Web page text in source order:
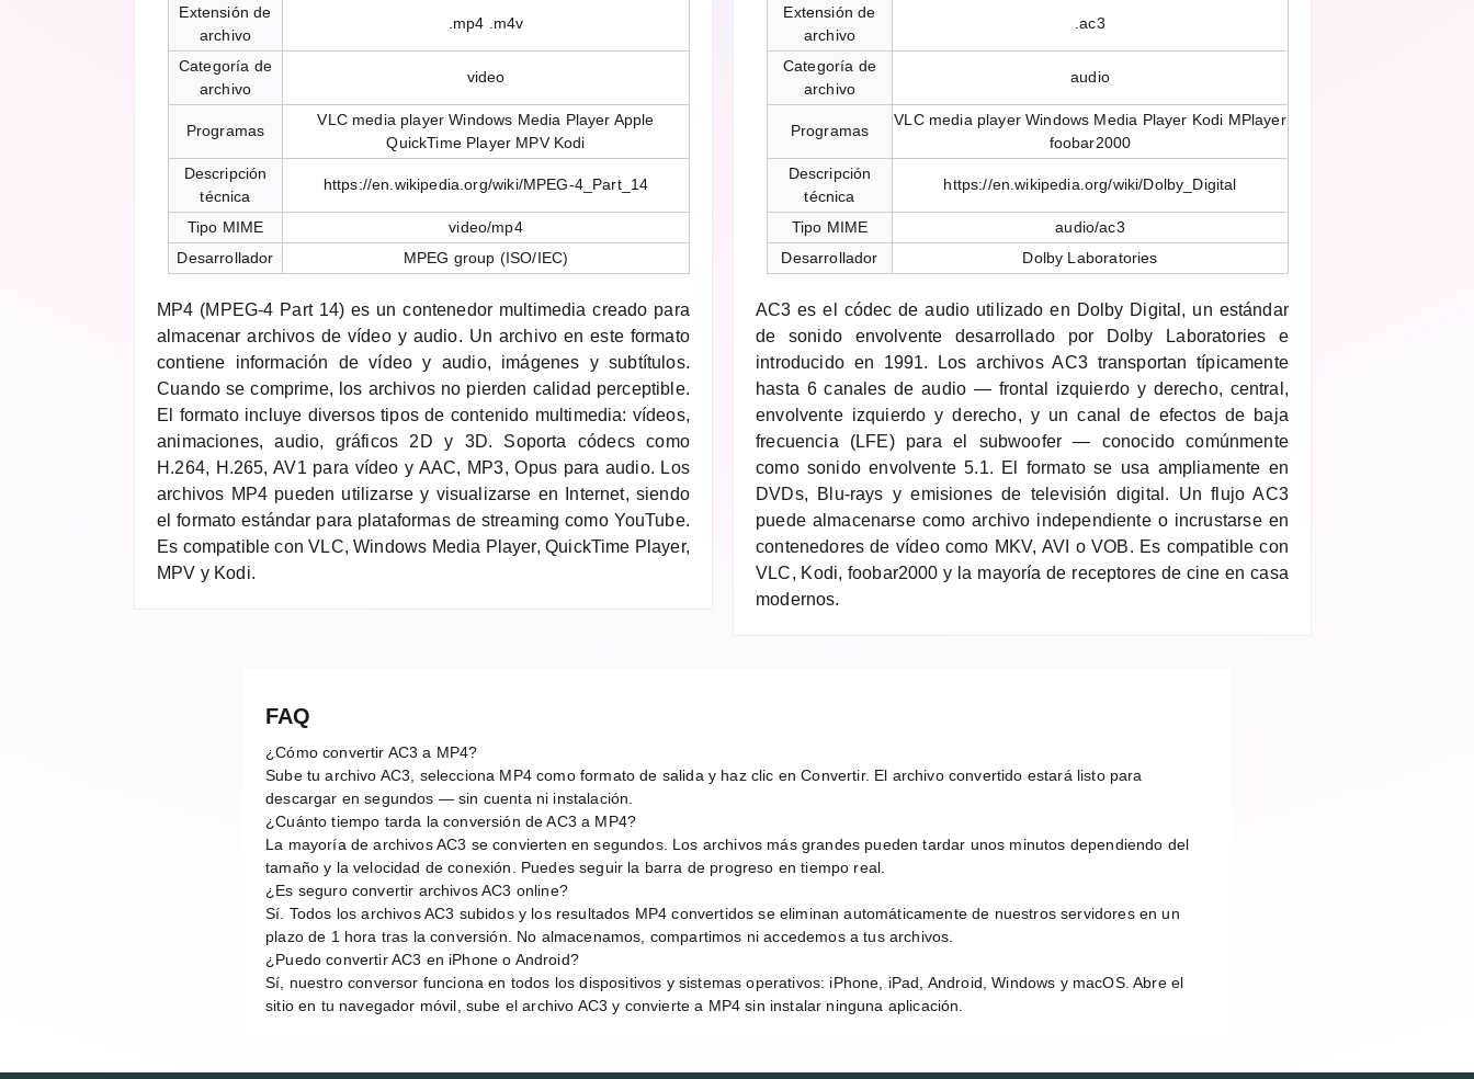
Extensión de
archivo
.mp4 .m4v
Categoría de
archivo
video
Programas
VLC media player Windows Media Player Apple
QuickTime Player MPV Kodi
Descripción
técnica
https://en.wikipedia.org/wiki/MPEG-4_Part_14
Tipo MIME
video/mp4
Desarrollador
MPEG group (ISO/IEC)
MP4 (MPEG-4 Part 14) es un contenedor multimedia creado para
almacenar archivos de vídeo y audio. Un archivo en este formato
contiene información de vídeo y audio, imágenes y subtítulos.
Cuando se comprime, los archivos no pierden calidad perceptible.
El formato incluye diversos tipos de contenido multimedia: vídeos,
animaciones, audio, gráficos 2D y 3D. Soporta códecs como
H.264, H.265, AV1 para vídeo y AAC, MP3, Opus para audio. Los
archivos MP4 pueden utilizarse y visualizarse en Internet, siendo
el formato estándar para plataformas de streaming como YouTube.
Es compatible con VLC, Windows Media Player, QuickTime Player,
MPV y Kodi.
Extensión de
archivo
.ac3
Categoría de
archivo
audio
Programas
VLC media player Windows Media Player Kodi MPlayer
foobar2000
Descripción
técnica
https://en.wikipedia.org/wiki/Dolby_Digital
Tipo MIME
audio/ac3
Desarrollador
Dolby Laboratories
AC3 es el códec de audio utilizado en Dolby Digital, un estándar
de sonido envolvente desarrollado por Dolby Laboratories e
introducido en 1991. Los archivos AC3 transportan típicamente
hasta 6 canales de audio — frontal izquierdo y derecho, central,
envolvente izquierdo y derecho, y un canal de efectos de baja
frecuencia (LFE) para el subwoofer — conocido comúnmente
como sonido envolvente 5.1. El formato se usa ampliamente en
DVDs, Blu-rays y emisiones de televisión digital. Un flujo AC3
puede almacenarse como archivo independiente o incrustarse en
contenedores de vídeo como MKV, AVI o VOB. Es compatible con
VLC, Kodi, foobar2000 y la mayoría de receptores de cine en casa
modernos.
FAQ
¿Cómo convertir AC3 a MP4?
Sube tu archivo AC3, selecciona MP4 como formato de salida y haz clic en Convertir. El archivo convertido estará listo para
descargar en segundos — sin cuenta ni instalación.
¿Cuánto tiempo tarda la conversión de AC3 a MP4?
La mayoría de archivos AC3 se convierten en segundos. Los archivos más grandes pueden tardar unos minutos dependiendo del
tamaño y la velocidad de conexión. Puedes seguir la barra de progreso en tiempo real.
¿Es seguro convertir archivos AC3 online?
Sí. Todos los archivos AC3 subidos y los resultados MP4 convertidos se eliminan automáticamente de nuestros servidores en un
plazo de 1 hora tras la conversión. No almacenamos, compartimos ni accedemos a tus archivos.
¿Puedo convertir AC3 en iPhone o Android?
Sí, nuestro conversor funciona en todos los dispositivos y sistemas operativos: iPhone, iPad, Android, Windows y macOS. Abre el
sitio en tu navegador móvil, sube el archivo AC3 y convierte a MP4 sin instalar ninguna aplicación.